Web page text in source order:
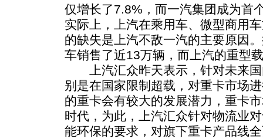
仅增长了7.8%，而一汽集团成为首
实际上，上汽在乘用车、微型商用
的缺失是上汽不敌一汽的主要原因
车销售了近13万辆，而上汽的重型
上汽汇众昨天表示，针对未来国
别是在国家限制超载，对重卡市场
的重卡会有较大的发展潜力，重卡
时代，为此，上汽汇众针对物流业
能环保的要求，对旗下重卡产品线